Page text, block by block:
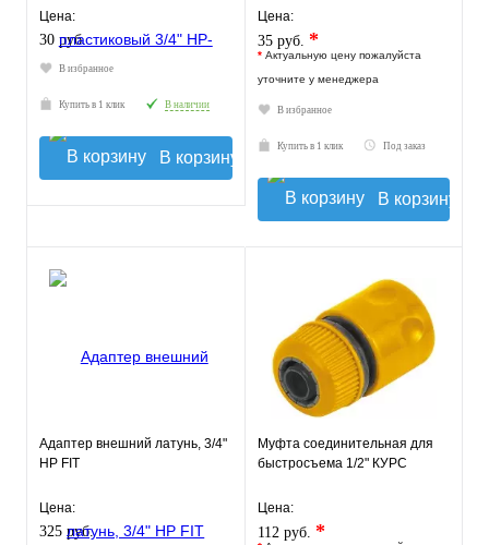
Цена:
30 руб.
В избранное
Купить в 1 клик В наличии
В корзину
Цена:
35 руб. *
* Актуальную цену пожалуйста
уточните у менеджера
В избранное
Купить в 1 клик Под заказ
В корзину
Адаптер внешний латунь, 3/4"
НP FIT
Цена:
325 руб.
Муфта соединительная для
быстросъема 1/2" КУРС
Цена:
112 руб. *